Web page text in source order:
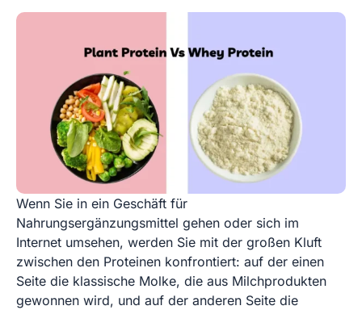
Wenn Sie in ein Geschäft für
Nahrungsergänzungsmittel gehen oder sich im
Internet umsehen, werden Sie mit der großen Kluft
zwischen den Proteinen konfrontiert: auf der einen
Seite die klassische Molke, die aus Milchprodukten
gewonnen wird, und auf der anderen Seite die